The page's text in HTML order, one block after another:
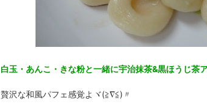
白玉・あんこ・きな粉と一緒に宇治抹茶&黒ほうじ茶
贅沢な和風パフェ感覚よヾ(≧∇≦)〃